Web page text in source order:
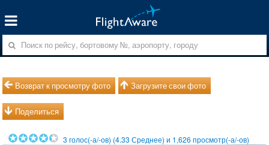
Возврат к просмотру фото Загрузите свои фото
Поделиться
3 голос(-а/-ов) (4.33 Среднее) и 1,626 просмотр(-а/-ов)